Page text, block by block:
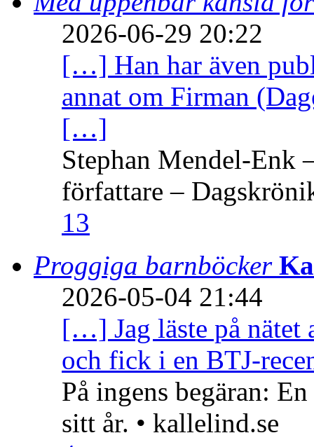
2026-06-29 20:22
[…] Han har även
annat om Firman
[…]
Stephan Mendel-Enk
författare –
13
Proggiga barnböcker
2026-05-04 21:44
[…] Jag läste på nätet
och fick i en BTJ-
På ingens begäran:
sitt år. • kallelind.se